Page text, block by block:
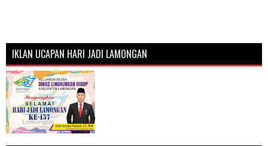
IKLAN UCAPAN HARI JADI LAMONGAN